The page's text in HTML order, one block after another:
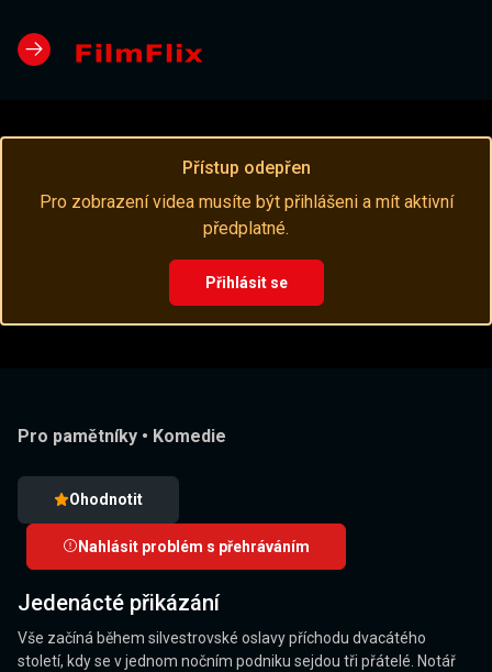
Přístup odepřen
Pro zobrazení videa musíte být přihlášeni a mít aktivní
předplatné.
Přihlásit se
Pro pamětníky • Komedie
Ohodnotit
Nahlásit problém s přehráváním
Jedenácté přikázání
Vše začíná během silvestrovské oslavy příchodu dvacátého
století, kdy se v jednom nočním podniku sejdou tři přátelé. Notář